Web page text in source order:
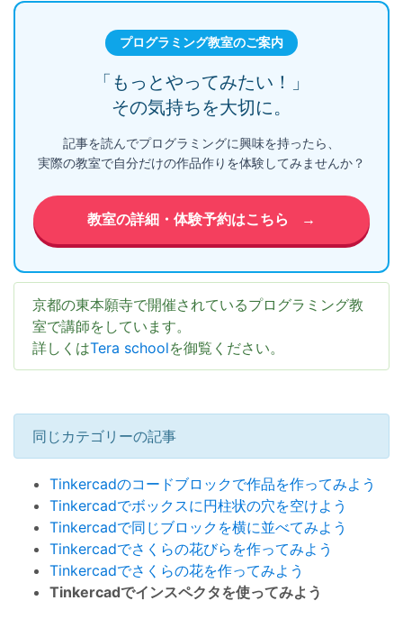
プログラミング教室のご案内
「もっとやってみたい！」
その気持ちを大切に。
記事を読んでプログラミングに興味を持ったら、
実際の教室で自分だけの作品作りを体験してみませんか？
教室の詳細・体験予約はこちら →
京都の東本願寺で開催されているプログラミング教
室で講師をしています。
詳しくはTera schoolを御覧ください。
同じカテゴリーの記事
Tinkercadのコードブロックで作品を作ってみよう
Tinkercadでボックスに円柱状の穴を空けよう
Tinkercadで同じブロックを横に並べてみよう
Tinkercadでさくらの花びらを作ってみよう
Tinkercadでさくらの花を作ってみよう
Tinkercadでインスペクタを使ってみよう